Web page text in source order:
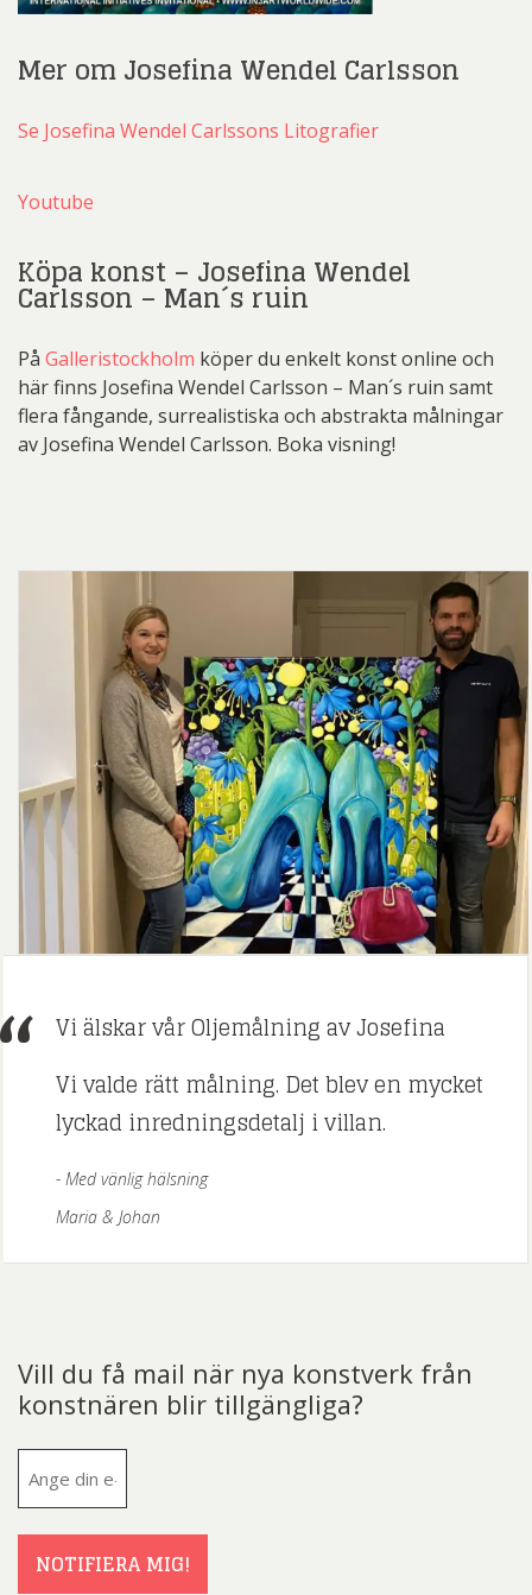
Mer om Josefina Wendel Carlsson
Se Josefina Wendel Carlssons Litografier
Youtube
Köpa konst – Josefina Wendel
Carlsson – Man´s ruin
På Galleristockholm köper du enkelt konst online och
här finns Josefina Wendel Carlsson – Man´s ruin samt
flera fångande, surrealistiska och abstrakta målningar
av Josefina Wendel Carlsson. Boka visning!
Vi älskar vår Oljemålning av Josefina
Vi valde rätt målning. Det blev en mycket
lyckad inredningsdetalj i villan.
Med vänlig hälsning
Maria & Johan
Vill du få mail när nya konstverk från
konstnären blir tillgängliga?
NOTIFIERA MIG!